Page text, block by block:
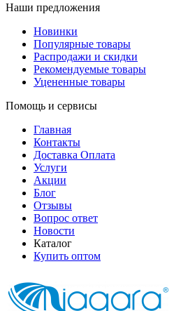
Наши предложения
Новинки
Популярные товары
Распродажи и скидки
Рекомендуемые товары
Уцененные товары
Помощь и сервисы
Главная
Контакты
Доставка Оплата
Услуги
Акции
Блог
Отзывы
Вопрос ответ
Новости
Каталог
Купить оптом